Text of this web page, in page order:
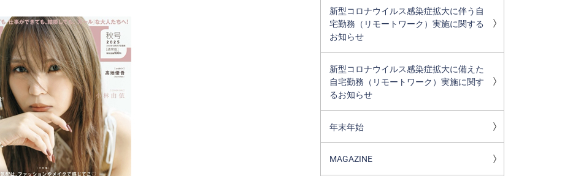
新型コロナウイルス感染症拡大に伴う自
宅勤務（リモートワーク）実施に関する
お知らせ
新型コロナウイルス感染症拡大に備えた
自宅勤務（リモートワーク）実施に関す
るお知らせ
年末年始
MAGAZINE